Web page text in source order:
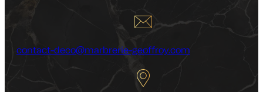
contact-deco@marbrerie-geoffroy.com